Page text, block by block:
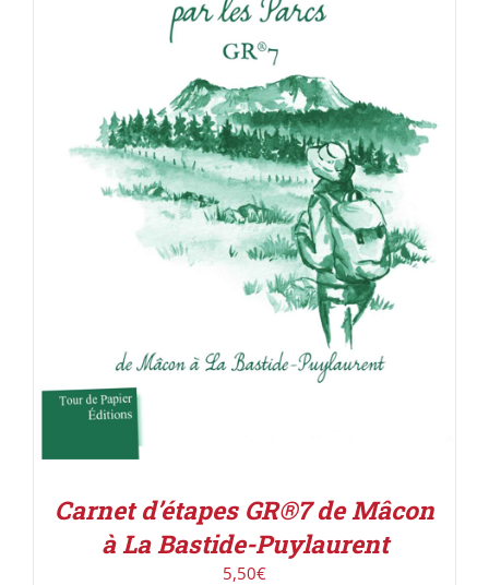
ACHETER LE PRODUIT / DÉTAILS
Carnet d’étapes GR®7 de Mâcon
à La Bastide-Puylaurent
5,50€